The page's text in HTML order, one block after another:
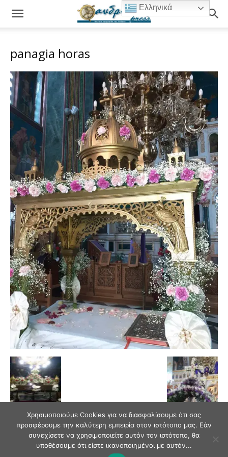
panagia horas
Ελληνικά
Χρησιμοποιούμε Cookies για να διασφαλίσουμε ότι σας
προσφέρουμε την καλύτερη εμπειρία στον ιστότοπο μας. Εάν
συνεχίσετε να χρησιμοποιείτε αυτόν τον ιστότοπο, θα
υποθέσουμε ότι είστε ικανοποιημένοι με αυτόν...